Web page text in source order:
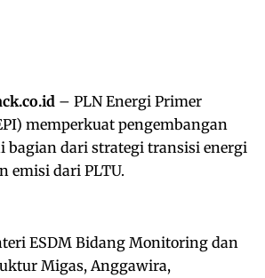
– PLN Energi Primer
memperkuat pengembangan
bagian dari strategi transisi energi
emisi dari PLTU.
ESDM Bidang Monitoring dan
Migas, Anggawira,